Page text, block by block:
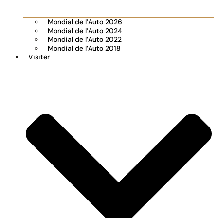
Mondial de l’Auto 2026
Mondial de l’Auto 2024
Mondial de l’Auto 2022
Mondial de l’Auto 2018
Visiter